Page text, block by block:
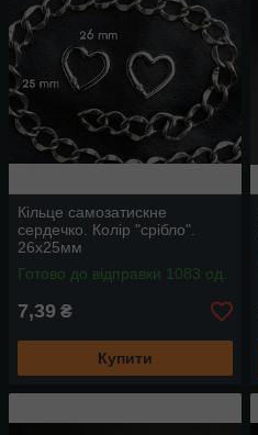
Кільце самозатискне
сердечко. Колір "срібло".
26х25мм
Готово до відправки 1083 од.
7,39 ₴
Купити